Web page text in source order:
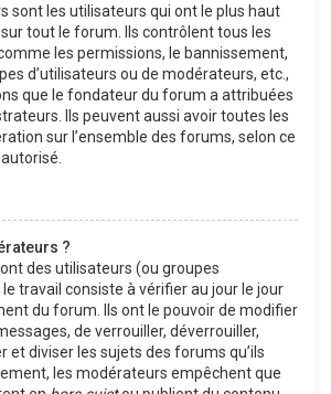
sont les utilisateurs qui ont le plus haut
tout le forum. Ils contrôlent tous les
les permissions, le bannissement,
d’utilisateurs ou de modérateurs, etc.,
que le fondateur du forum a attribuées
Ils peuvent aussi avoir toutes les
sur l’ensemble des forums, selon ce
?
des utilisateurs (ou groupes
travail consiste à vérifier au jour le jour
du forum. Ils ont le pouvoir de modifier
de verrouiller, déverrouiller,
et diviser les sujets des forums qu’ils
les modérateurs empêchent que